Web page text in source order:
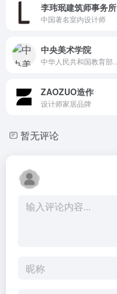
李玮珉建筑师事务所
中国著名室内设计师
中央美术学院
ZAOZUO造作
设计师家居品牌
暂无评论